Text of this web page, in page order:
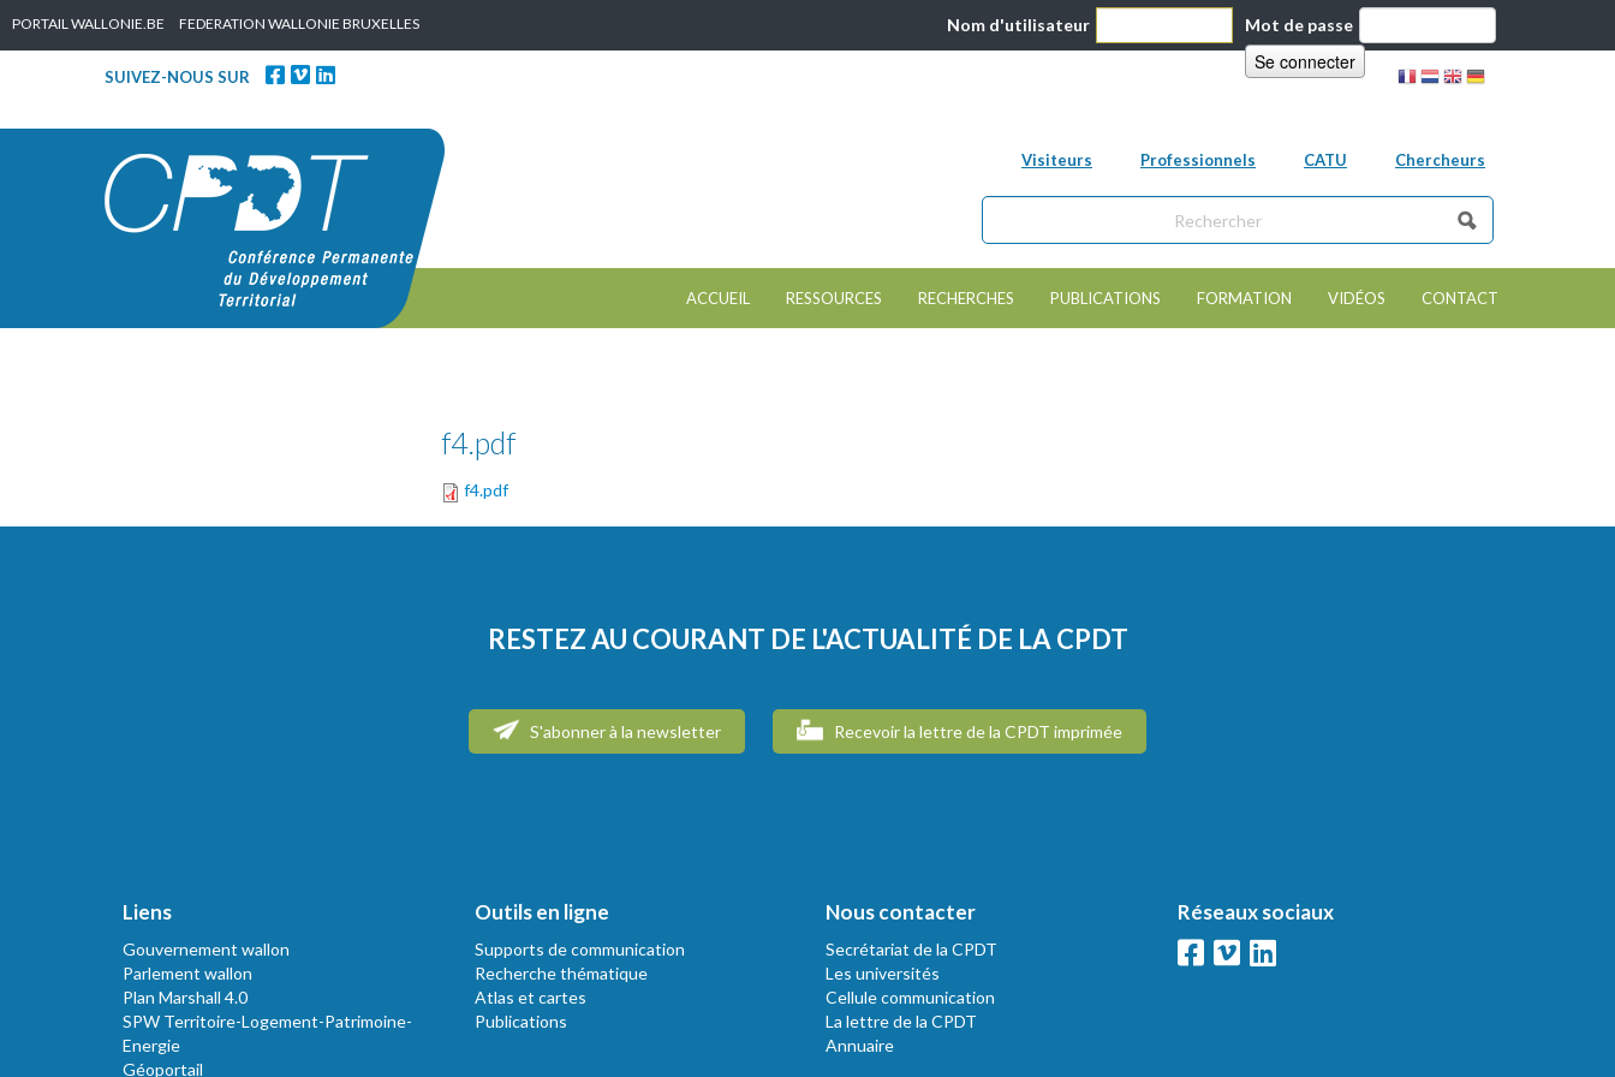
PORTAIL WALLONIE.BE FEDERATION WALLONIE BRUXELLES Nom d'utilisateur Mot de passe
SUIVEZ-NOUS SUR
Visiteurs Professionnels CATU Chercheurs
Formulaire de recherche
Chercher dans ce site
ACCUEIL RESSOURCES RECHERCHES PUBLICATIONS FORMATION VIDÉOS CONTACT
f4.pdf
f4.pdf
RESTEZ AU COURANT DE L'ACTUALITÉ DE LA CPDT
S'abonner à la newsletter Recevoir la lettre de la CPDT imprimée
Liens
Gouvernement wallon
Parlement wallon
Plan Marshall 4.0
SPW Territoire-Logement-Patrimoine-
Energie
Géoportail
Outils en ligne
Supports de communication
Recherche thématique
Atlas et cartes
Publications
Nous contacter
Secrétariat de la CPDT
Les universités
Cellule communication
La lettre de la CPDT
Annuaire
Réseaux sociaux